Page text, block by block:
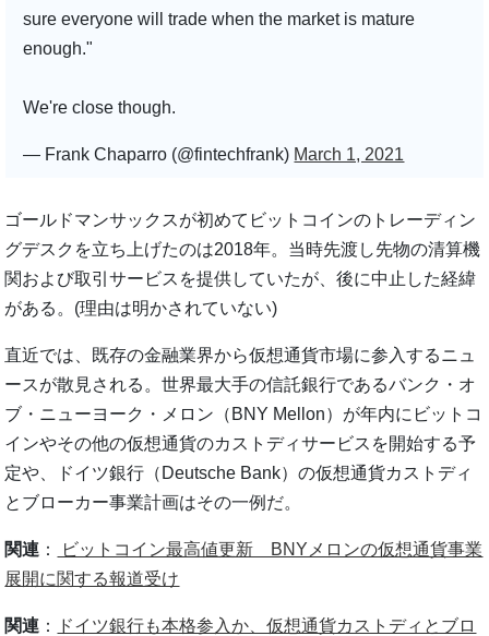
sure everyone will trade when the market is mature
enough."
We're close though.
— Frank Chaparro (@fintechfrank) March 1, 2021
ゴールドマンサックスが初めてビットコインのトレーディン
グデスクを立ち上げたのは2018年。当時先渡し先物の清算機
関および取引サービスを提供していたが、後に中止した経緯
がある。(理由は明かされていない)
直近では、既存の金融業界から仮想通貨市場に参入するニュ
ースが散見される。世界最大手の信託銀行であるバンク・オ
ブ・ニューヨーク・メロン（BNY Mellon）が年内にビットコ
インやその他の仮想通貨のカストディサービスを開始する予
定や、ドイツ銀行（Deutsche Bank）の仮想通貨カストディ
とブローカー事業計画はその一例だ。
関連 ：
ビットコイン最高値更新 BNYメロンの仮想通貨事業
展開に関する報道受け
関連 ：
ドイツ銀行も本格参入か、仮想通貨カストディとブロ